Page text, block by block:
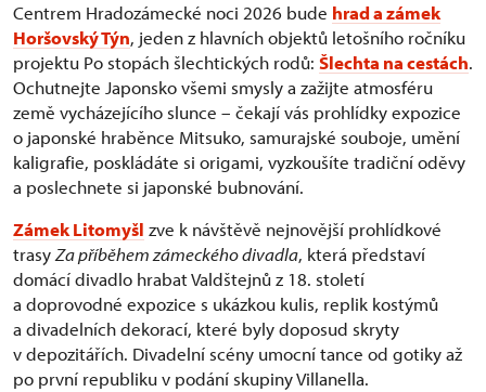
Centrem Hradozámecké noci 2026 bude hrad a zámek
Horšovský Týn, jeden z hlavních objektů letošního ročníku
projektu Po stopách šlechtických rodů: Šlechta na cestách.
Ochutnejte Japonsko všemi smysly a zažijte atmosféru
země vycházejícího slunce – čekají vás prohlídky expozice
o japonské hraběnce Mitsuko, samurajské souboje, umění
kaligrafie, poskládáte si origami, vyzkoušíte tradiční oděvy
a poslechnete si japonské bubnování.
Zámek Litomyšl zve k návštěvě nejnovější prohlídkové
trasyZa příběhem zámeckého divadla, která představí
domácí divadlo hrabat Valdštejnů z 18. století
a doprovodné expozice s ukázkou kulis, replik kostýmů
a divadelních dekorací, které byly doposud skryty
v depozitářích. Divadelní scény umocní tance od gotiky až
po první republiku v podání skupiny Villanella.